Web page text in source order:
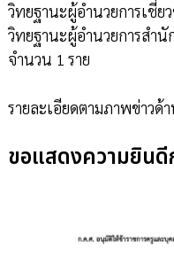
วิทยฐานะผู้อำนวยการเชี่ย
วิทยฐานะผู้อำนวยการสำ
จำนวน 1 ราย
รายละเอียดตามภาพข่าวด้า
ขอแสดงความยิน